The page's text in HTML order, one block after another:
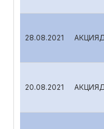
28.08.2021
20.08.2021